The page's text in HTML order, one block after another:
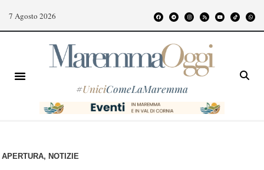
7 Agosto 2026
#UniciComeLaMaremma
APERTURA, NOTIZIE